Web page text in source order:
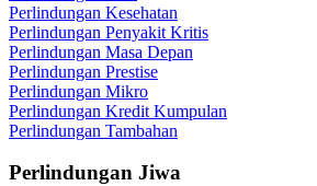
Perlindungan Kesehatan
Perlindungan Penyakit Kritis
Perlindungan Masa Depan
Perlindungan Prestise
Perlindungan Mikro
Perlindungan Kredit Kumpulan
Perlindungan Tambahan
Perlindungan Jiwa